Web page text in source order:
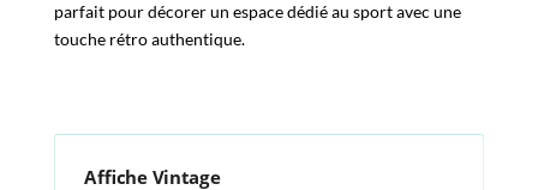
parfait pour décorer un espace dédié au sport avec une
touche rétro authentique.
Affiche Vintage